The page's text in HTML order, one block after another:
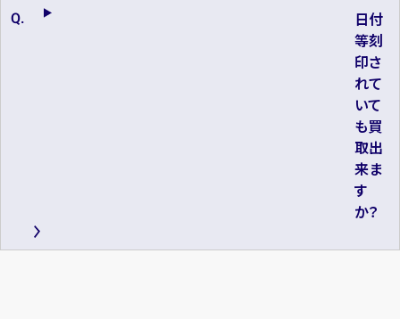
日付
等刻
印さ
れて
いて
も買
取出
来ま
す
か？